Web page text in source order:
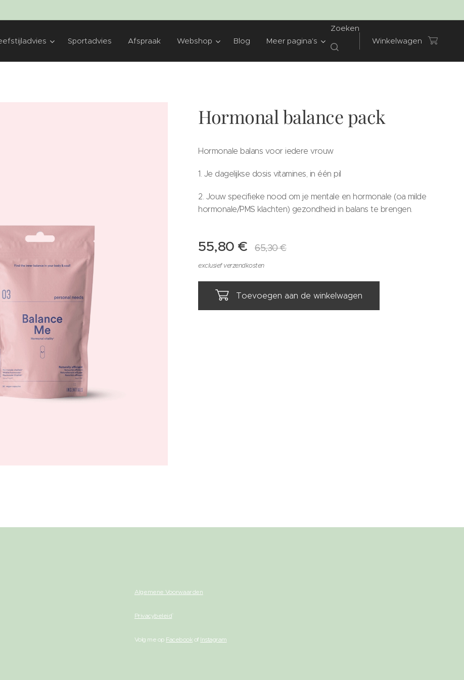
Sportadvies Afspraak Webshop Blog Meer pagina's
Zoeken
Winkelwagen
Hormonal balance pack
Hormonale balans voor iedere vrouw
1. Je dagelijkse dosis vitamines, in één pil
2. Jouw specifieke nood om je mentale en hormonale (oa milde
hormonale/PMS klachten) gezondheid in balans te brengen.
55,80 € 65,30€
exclusief verzendkosten
Toevoegen aan de winkelwagen
Algemene Voorwaarden
Privacybeleid
Volg me op Facebook of Instagram